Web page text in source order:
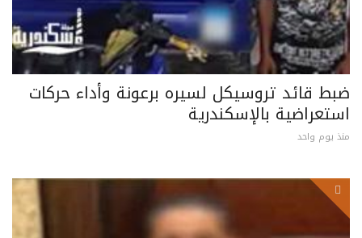
ضبط قائد تروسيكل لسيره برعونة وأداء حركات
استعراضية بالإسكندرية
منذ يوم واحد